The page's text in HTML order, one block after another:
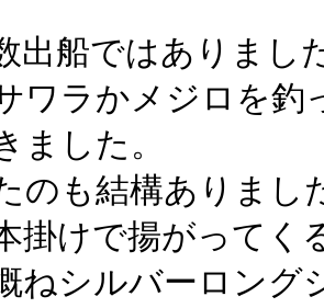
出船ではありまし
ワラかメジロを釣
ました。
のも結構ありまし
掛けで揚がってく
ねシルバーロング